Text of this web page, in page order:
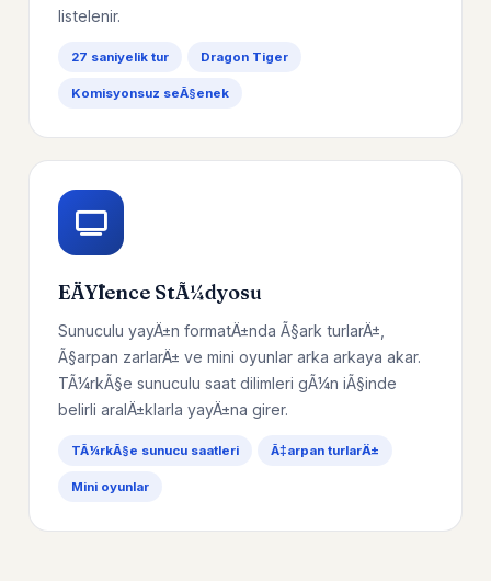
listelenir.
27 saniyelik tur Dragon Tiger
Komisyonsuz seÃ§enek
EÄŸlence StÃ¼dyosu
Sunuculu yayÄ±n formatÄ±nda Ã§ark turlarÄ±,
Ã§arpan zarlarÄ± ve mini oyunlar arka arkaya akar.
TÃ¼rkÃ§e sunuculu saat dilimleri gÃ¼n iÃ§inde
belirli aralÄ±klarla yayÄ±na girer.
TÃ¼rkÃ§e sunucu saatleri Ã‡arpan turlarÄ±
Mini oyunlar